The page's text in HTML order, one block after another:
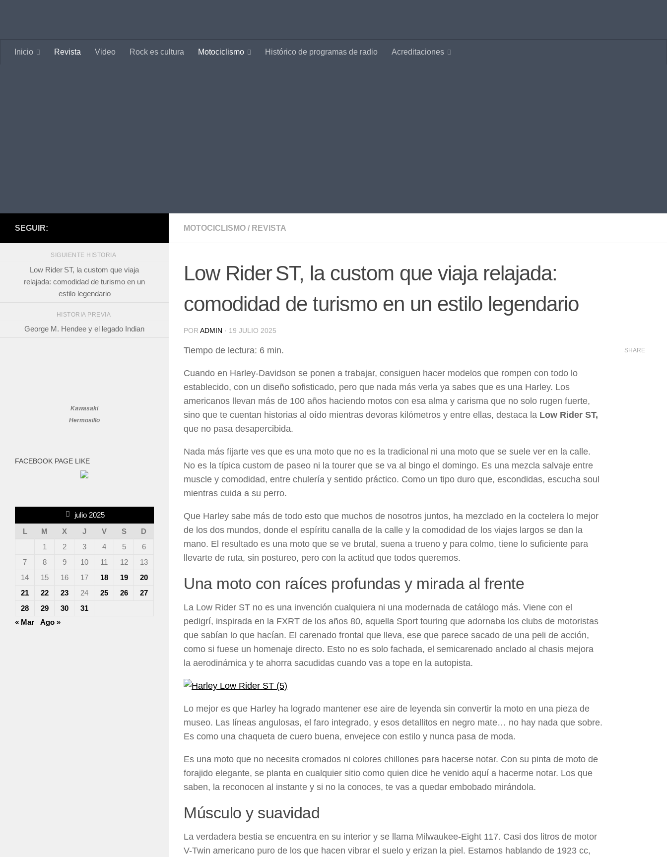
Inicio Revista Video Rock es cultura Motociclismo Histórico de programas de radio Acreditaciones
MOTOCICLISMO / REVISTA
Low Rider ST, la custom que viaja relajada:
comodidad de turismo en un estilo legendario
POR ADMIN · 19 JULIO 2025
Tiempo de lectura: 6 min.
Cuando en Harley-Davidson se ponen a trabajar, consiguen hacer modelos que rompen con todo lo
establecido, con un diseño sofisticado, pero que nada más verla ya sabes que es una Harley. Los
americanos llevan más de 100 años haciendo motos con esa alma y carisma que no solo rugen fuerte,
sino que te cuentan historias al oído mientras devoras kilómetros y entre ellas, destaca la Low Rider ST,
que no pasa desapercibida.
Nada más fijarte ves que es una moto que no es la tradicional ni una moto que se suele ver en la calle.
No es la típica custom de paseo ni la tourer que se va al bingo el domingo. Es una mezcla salvaje entre
muscle y comodidad, entre chulería y sentido práctico. Como un tipo duro que, escondidas, escucha soul
mientras cuida a su perro.
Que Harley sabe más de todo esto que muchos de nosotros juntos, ha mezclado en la coctelera lo mejor
de los dos mundos, donde el espíritu canalla de la calle y la comodidad de los viajes largos se dan la
mano. El resultado es una moto que se ve brutal, suena a trueno y para colmo, tiene lo suficiente para
llevarte de ruta, sin postureo, pero con la actitud que todos queremos.
Una moto con raíces profundas y mirada al frente
La Low Rider ST no es una invención cualquiera ni una modernada de catálogo más. Viene con el
pedigrí, inspirada en la FXRT de los años 80, aquella Sport touring que adornaba los clubs de motoristas
que sabían lo que hacían. El carenado frontal que lleva, ese que parece sacado de una peli de acción,
como si fuese un homenaje directo. Esto no es solo fachada, el semicarenado anclado al chasis mejora
la aerodinámica y te ahorra sacudidas cuando vas a tope en la autopista.
Lo mejor es que Harley ha logrado mantener ese aire de leyenda sin convertir la moto en una pieza de
museo. Las líneas angulosas, el faro integrado, y esos detallitos en negro mate… no hay nada que sobre.
Es como una chaqueta de cuero buena, envejece con estilo y nunca pasa de moda.
Es una moto que no necesita cromados ni colores chillones para hacerse notar. Con su pinta de moto de
forajido elegante, se planta en cualquier sitio como quien dice he venido aquí a hacerme notar. Los que
saben, la reconocen al instante y si no la conoces, te vas a quedar embobado mirándola.
Músculo y suavidad
La verdadera bestia se encuentra en su interior y se llama Milwaukee-Eight 117. Casi dos litros de motor
V-Twin americano puro de los que hacen vibrar el suelo y erizan la piel. Estamos hablando de 1923 cc,
SHARE
SEGUIR:
SIGUIENTE HISTORIA
Low Rider ST, la custom que viaja
relajada: comodidad de turismo en un
estilo legendario
HISTORIA PREVIA
George M. Hendee y el legado Indian
Kawasaki
Hermosillo
FACEBOOK PAGE LIKE
julio 2025
L
M X J V S
D
1
2 3 4 5
6
7
8 9 10 11 12
13
14
15 16 17 18 19
20
21
22 23 24 25 26
27
28
29 30
31
« Mar
Ago »